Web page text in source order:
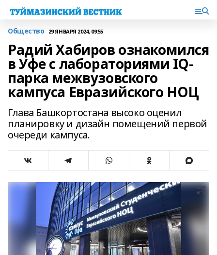
Общество 29 ЯНВАРЯ 2024, 09:55
Радий Хабиров ознакомился
в Уфе с лабораториями IQ-
парка межвузовского
кампуса Евразийского НОЦ
Глава Башкортостана высоко оценил
планировку и дизайн помещений первой
очереди кампуса.